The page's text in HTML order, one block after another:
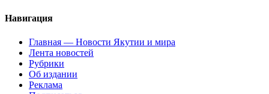
Навигация
Главная — Новости Якутии и мира
Лента новостей
Рубрики
Об издании
Реклама